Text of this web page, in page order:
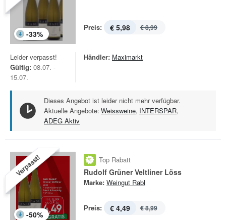
-33%
Preis: € 5,98 € 8,99
Leider verpasst!
Gültig: 08.07. -
15.07.
Händler: Maximarkt
Dieses Angebot ist leider nicht mehr verfügbar.
Aktuelle Angebote: Weissweine, INTERSPAR,
ADEG Aktiv
Verpasst!
-50%
Top Rabatt
Rudolf Grüner Veltliner Löss
Marke: Weingut Rabl
Preis: € 4,49 € 8,99